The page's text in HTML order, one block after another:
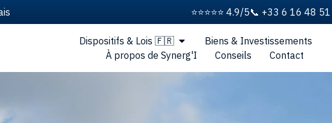
À propos de Synerg'I
Conseils Contact